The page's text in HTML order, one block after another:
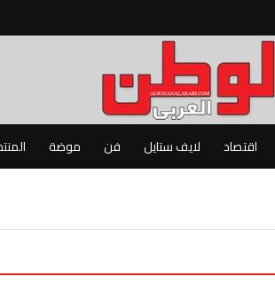
اقتصاد لايف ستايل فن موضة